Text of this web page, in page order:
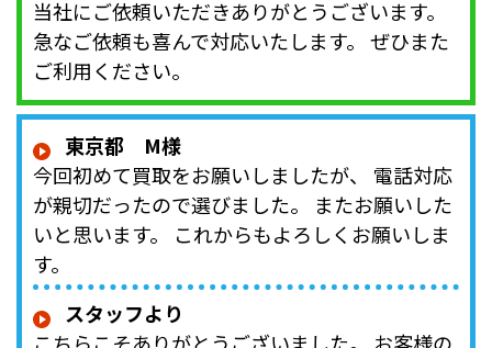
当社にご依頼いただきありがとうございます。
急なご依頼も喜んで対応いたします。 ぜひまた
ご利用ください。
東京都 M様
今回初めて買取をお願いしましたが、 電話対応
が親切だったので選びました。 またお願いした
いと思います。 これからもよろしくお願いしま
す。
スタッフより